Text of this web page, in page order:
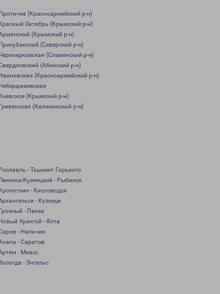
(Красноармейский р-н)
Октябрь (Крымский р-н)
(Крымский р-н)
(Северский р-н)
(Славянский р-н)
(Абинский р-н)
(Красноармейский р-н)
(Крымский р-н)
(Калининский р-н)
- Ташкент Горького
Кузнецкий - Рыбинск
- Кисловодск
- Кузнецк
- Пенза
Уренгой - Ялта
- Нальчик
- Саратов
- Миасс
- Энгельс